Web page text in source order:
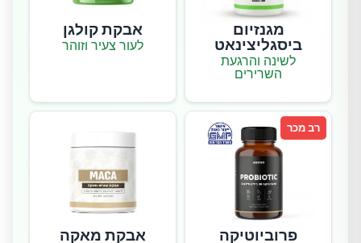
מגנזיום
ביסגליצינאט
לשינה והרגעת
השרירים
אבקת קולגן
לעור צעיר וזוהר
רב מכר
פרוביוטיקה אבקת מאקה